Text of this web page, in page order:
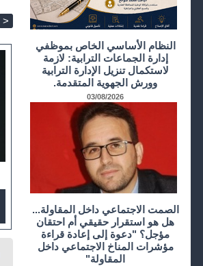
>
النظام الأساسي الخاص بموظفي
إدارة الجماعات الترابية: لازمة
لاستكمال تنزيل الإدارة الترابية
وورش الجهوية المتقدمة.
03/08/2026
الصمت الاجتماعي داخل المقاولة...
هل هو استقرار حقيقي أم احتقان
مؤجل؟ "دعوة إلى إعادة قراءة
مؤشرات المناخ الاجتماعي داخل
المقاولة"